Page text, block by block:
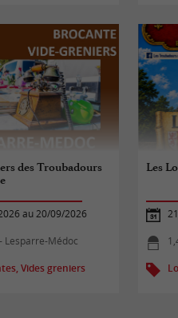
des Troubadours
au 20/09/2026
Lesparre-Médoc
Vides greniers
Les